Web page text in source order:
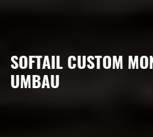
SOFTAIL CUSTOM
UMBAU